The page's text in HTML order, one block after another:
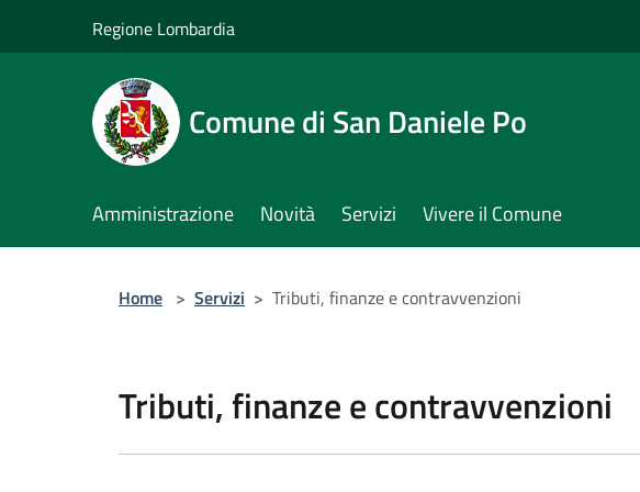
Regione Lombardia
Comune di San Daniele Po
Amministrazione Novità Servizi Vivere il Comune
Home > Servizi > Tributi, finanze e contravvenzioni
Tributi, finanze e contravvenzioni